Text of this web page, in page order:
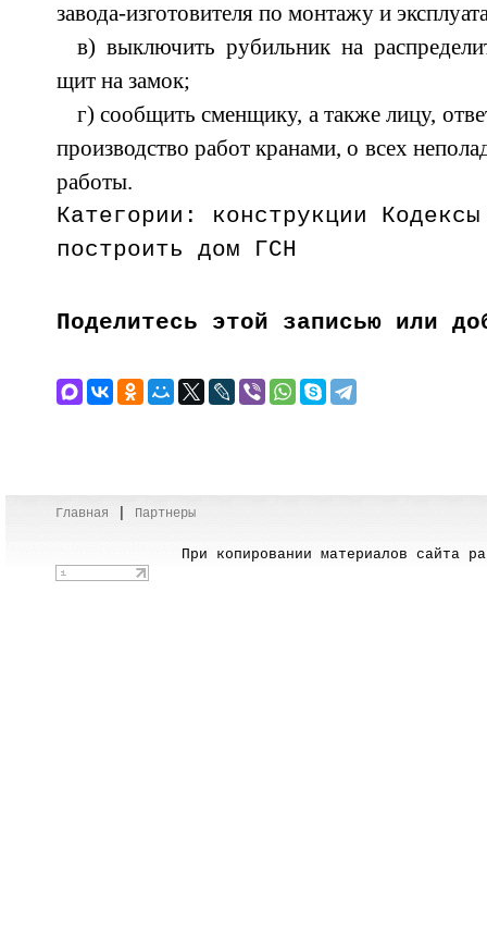
завода-изготовителя по монтажу и
в) выключить рубильник на
щит на замок;
г) сообщить сменщику, а также лицу,
производство работ кранами, о всех
работы.
Категории: конструкции
построить дом ГСН
Поделитесь этой записью или
Главная Партнеры
При копировании материалов сайта